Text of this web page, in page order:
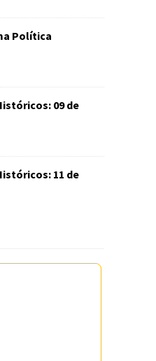
Política
09 de
11 de